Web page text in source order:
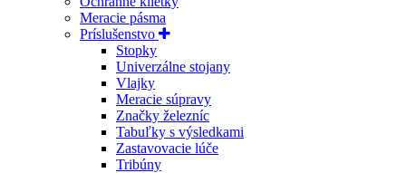
Meracie pásma
Príslušenstvo
Stopky
Univerzálne stojany
Vlajky
Meracie súpravy
Značky železníc
Tabuľky s výsledkami
Zastavovacie lúče
Tribúny